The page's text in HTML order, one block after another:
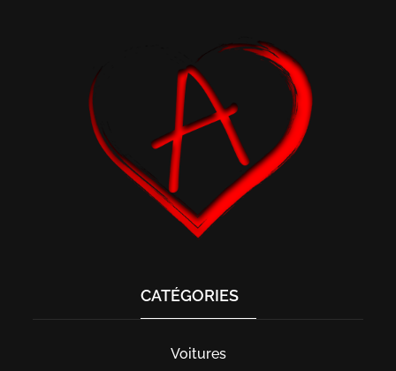
CATÉGORIES
Voitures